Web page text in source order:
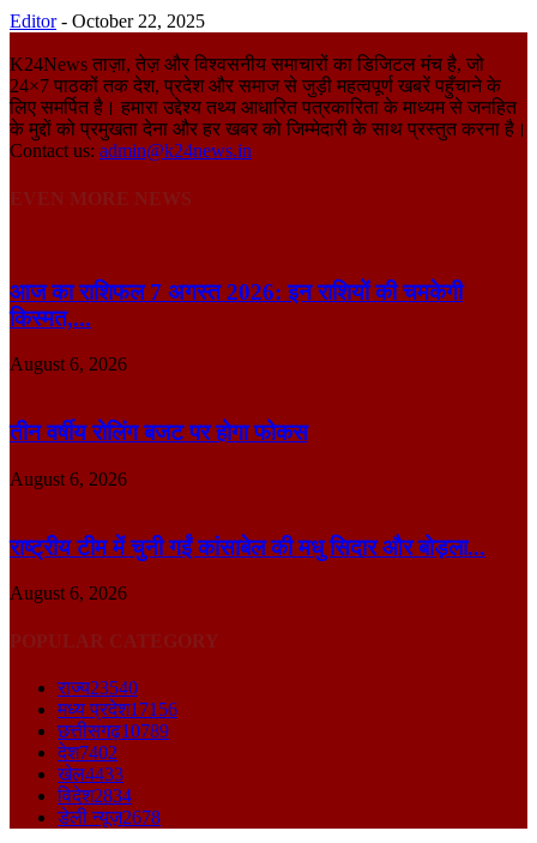
Editor - October 22, 2025
K24News ताज़ा, तेज़ और विश्वसनीय समाचारों का डिजिटल मंच है, जो
24×7 पाठकों तक देश, प्रदेश और समाज से जुड़ी महत्वपूर्ण खबरें पहुँचाने के
लिए समर्पित है। हमारा उद्देश्य तथ्य आधारित पत्रकारिता के माध्यम से जनहित
के मुद्दों को प्रमुखता देना और हर खबर को जिम्मेदारी के साथ प्रस्तुत करना है।
Contact us: admin@k24news.in
आज का राशिफल 7 अगस्त 2026: इन राशियों की चमकेगी
किस्मत,...
August 6, 2026
तीन वर्षीय रोलिंग बजट पर होगा फोकस
August 6, 2026
राष्ट्रीय टीम में चुनी गईं कांसाबेल की मधु सिदार और बोड़ला...
August 6, 2026
राज्य23540
मध्य प्रदेश17156
छत्तीसगढ़10789
देश7402
खेल4433
विदेश2834
डेली न्यूज़2678